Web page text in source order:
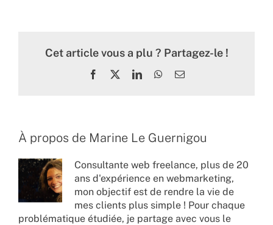
Cet article vous a plu ? Partagez-le !
Facebook LinkedInWhatsApp
Email
À propos de Marine Le Guernigou
Consultante web freelance, plus de 20
ans d'expérience en webmarketing,
mon objectif est de rendre la vie de
mes clients plus simple ! Pour chaque
problématique étudiée, je partage avec vous le